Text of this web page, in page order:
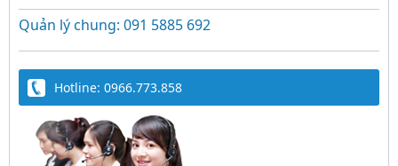
Quản lý chung: 091 5885 692
Hotline: 0966.773.858